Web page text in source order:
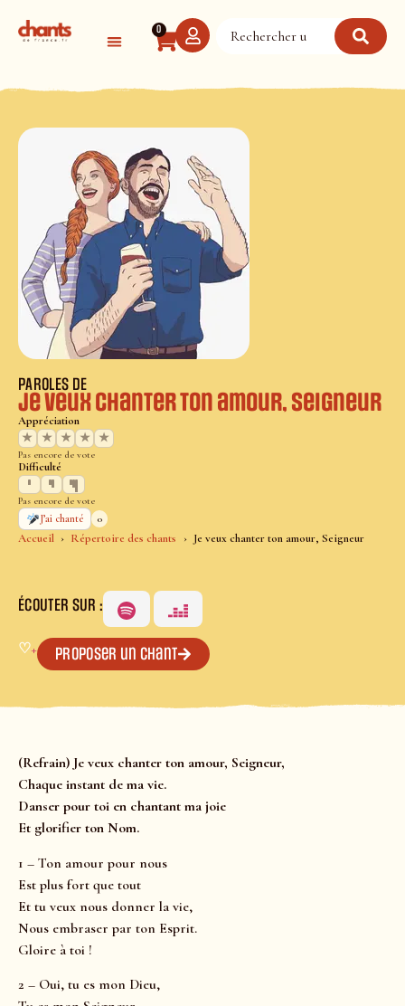
0
Accueil Répertoire des chants Je veux chanter ton amour, Seigneur
PAROLES DE
Je veux chanter ton amour, Seigneur
Appréciation
★
★ ★ ★ ★
Pas encore de vote
Difficulté
Pas encore de vote
J’ai chanté
0
ÉCOUTER SUR :
♡+ Proposer un chant
(Refrain) Je veux chanter ton amour, Seigneur,
Chaque instant de ma vie.
Danser pour toi en chantant ma joie
Et glorifier ton Nom.
1 – Ton amour pour nous
Est plus fort que tout
Et tu veux nous donner la vie,
Nous embraser par ton Esprit.
Gloire à toi !
2 – Oui, tu es mon Dieu,